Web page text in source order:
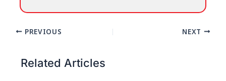
PREVIOUS NEXT
Related Articles